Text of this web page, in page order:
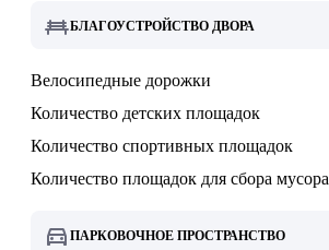
БЛАГОУСТРОЙСТВО ДВОРА
Велосипедные дорожки
Количество детских площадок
Количество спортивных площадок
Количество площадок для сбора мусора
ПАРКОВОЧНОЕ ПРОСТРАНСТВО